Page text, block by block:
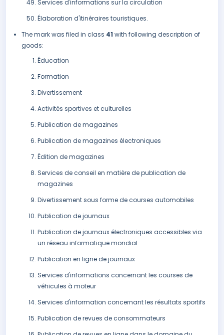
Services d'informations sur la circulation
Élaboration d'itinéraires touristiques.
The mark was filed in class 41 with following description of
goods:
Éducation
Formation
Divertissement
Activités sportives et culturelles
Publication de magazines
Publication de magazines électroniques
Édition de magazines
Services de conseil en matière de publication de
magazines
Divertissement sous forme de courses automobiles
Publication de journaux
Publication de journaux électroniques accessibles via
un réseau informatique mondial
Publication en ligne de journaux
Services d'informations concernant les courses de
véhicules à moteur
Services d'information concernant les résultats sportifs
Publication de revues de consommateurs